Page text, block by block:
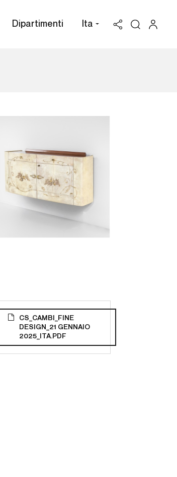
Dipartimenti Ita
CS_CAMBI_FINE
DESIGN_21 GENNAIO
2025_ITA.PDF